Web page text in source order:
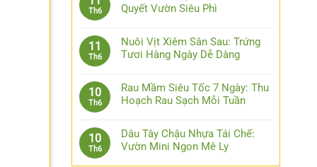
Th6
Quyết Vườn Siêu Phì
11
Th6
Nuôi Vịt Xiêm Sân Sau: Trứng
Tươi Hàng Ngày Dễ Dàng
10
Th6
Rau Mầm Siêu Tốc 7 Ngày: Thu
Hoạch Rau Sạch Mỗi Tuần
10
Th6
Dâu Tây Chậu Nhựa Tái Chế:
Vườn Mini Ngon Mê Ly